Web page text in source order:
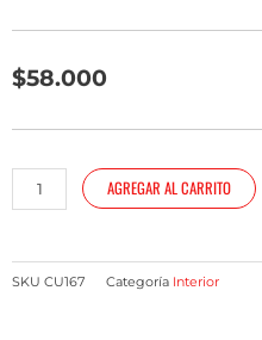
$58.000
Kalanchoe
cantidad
AGREGAR AL CARRITO
SKU CU167 Categoría Interior